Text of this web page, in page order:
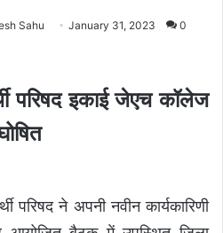
Sahu January 31, 2023 0
परिषद इकाई जेएच कॉलेज
परिषद ने अपनी नवीन कार्यकारिणी